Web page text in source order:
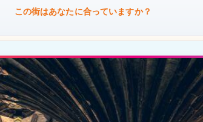
この街はあなたに合っていますか？